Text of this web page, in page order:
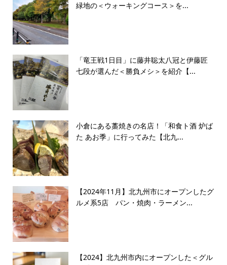
緑地の＜ウォーキングコース＞を...
「竜王戦1日目」に藤井聡太八冠と伊藤匠
七段が選んだ＜勝負メシ＞を紹介【...
小倉にある藁焼きの名店！「和食ト酒 炉ば
た あお季」に行ってみた【北九...
【2024年11月】北九州市にオープンしたグ
ルメ系5店 パン・焼肉・ラーメン...
【2024】北九州市内にオープンした＜グル